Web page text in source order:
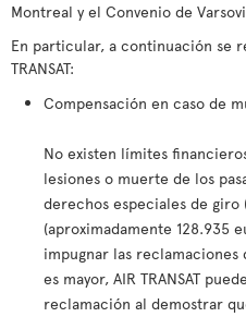
Montreal y el Convenio de
En particular, a continuación se
TRANSAT:
Compensación en caso de
No existen límites
lesiones o muerte de los
derechos especiales de giro
(aproximadamente 128.935
impugnar las
es mayor, AIR TRANSAT
reclamación al demostrar